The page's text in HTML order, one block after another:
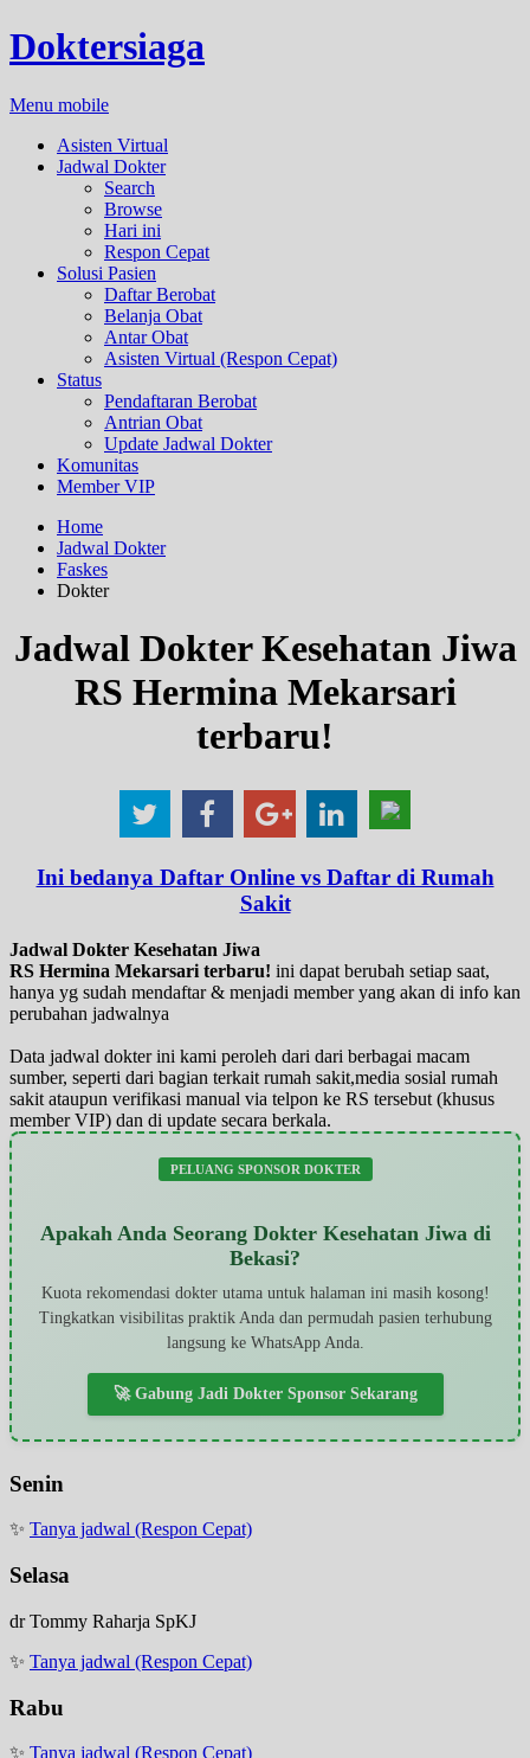
Doktersiaga
Menu mobile
Asisten Virtual
Jadwal Dokter
Search
Browse
Hari ini
Respon Cepat
Solusi Pasien
Daftar Berobat
Belanja Obat
Antar Obat
Asisten Virtual (Respon Cepat)
Status
Pendaftaran Berobat
Antrian Obat
Update Jadwal Dokter
Komunitas
Member VIP
Home
Jadwal Dokter
Faskes
Dokter
Jadwal Dokter Kesehatan Jiwa
RS Hermina Mekarsari
terbaru!
Ini bedanya Daftar Online vs Daftar di Rumah
Sakit
Jadwal Dokter Kesehatan Jiwa
RS Hermina Mekarsari terbaru! ini dapat berubah setiap saat,
hanya yg sudah mendaftar & menjadi member yang akan di info kan
perubahan jadwalnya
Data jadwal dokter ini kami peroleh dari dari berbagai macam
sumber, seperti dari bagian terkait rumah sakit,media sosial rumah
sakit ataupun verifikasi manual via telpon ke RS tersebut (khusus
member VIP) dan di update secara berkala.
PELUANG SPONSOR DOKTER
Apakah Anda Seorang Dokter Kesehatan Jiwa di
Bekasi?
Kuota rekomendasi dokter utama untuk halaman ini masih kosong!
Tingkatkan visibilitas praktik Anda dan permudah pasien terhubung
langsung ke WhatsApp Anda.
🚀 Gabung Jadi Dokter Sponsor Sekarang
Senin
✨ Tanya jadwal (Respon Cepat)
Selasa
dr Tommy Raharja SpKJ
✨ Tanya jadwal (Respon Cepat)
Rabu
✨ Tanya jadwal (Respon Cepat)